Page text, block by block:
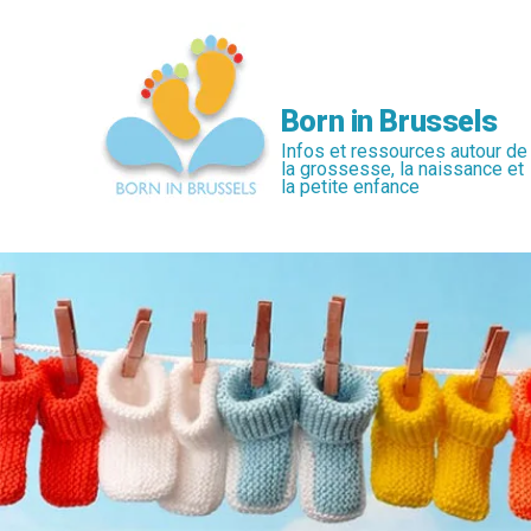
Born in Brussels
Infos et ressources autour de
la grossesse, la naissance et
la petite enfance